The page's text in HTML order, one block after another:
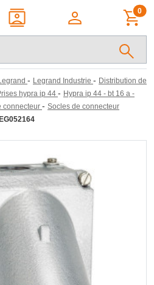
0
- Legrand Industrie - Distribution de
hypra ip 44 - Hypra ip 44 - bt 16 a -
connecteur - Socles de connecteur